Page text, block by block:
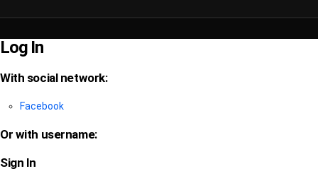
Log In
With social network:
Facebook
Or with username:
Sign In